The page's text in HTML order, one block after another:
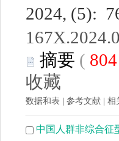
2024, (5):
摘要 ( 804
收藏
数据和表 参考文献 相
中国人群非综合征